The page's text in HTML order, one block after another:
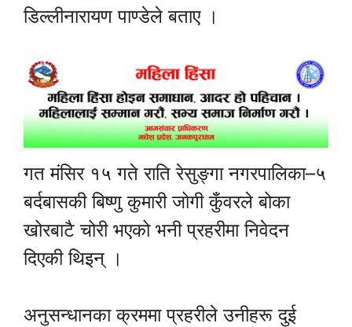
डिल्लीनारायण पाण्डेले बताए ।
गत मंसिर १५ गते राति रेसुङ्गा नगरपालिका–५
बर्दबासकी बिष्णु कुमारी जोगी कुँवरले बोका
खोरबाटै चोरी भएको भनी प्रहरीमा निवेदन
दिएकी थिइन् ।
अनुसन्धानका क्रममा प्रहरीले उनीहरू दुई